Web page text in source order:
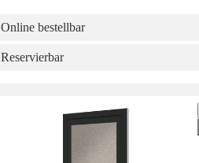
Online bestellbar
Reservierbar